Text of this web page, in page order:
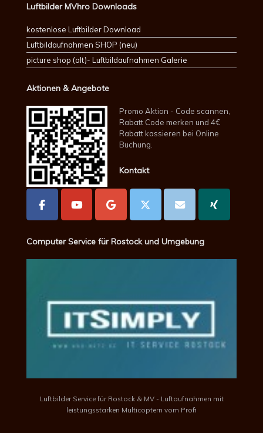
Luftbilder MVhro Downloads
kostenlose Luftbilder Download
Luftbildaufnahmen SHOP (neu)
picture shop (alt)- Luftbildaufnahmen Galerie
Aktionen & Angebote
Promo Aktion - Code scannen,
Rabatt Code merken und 4€
Rabatt kassieren bei Online
Buchung.
Kontakt
Computer Service für Rostock und Umgebung
Luftbilder Service für Rostock & MV - Luftaufnahmen mit
leistungsstarken Multicoptern vom Profi